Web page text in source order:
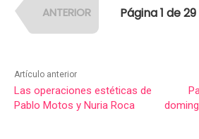
ANTERIOR Página 1 de 29
Artículo anterior
Las operaciones estéticas de
Pablo Motos y Nuria Roca